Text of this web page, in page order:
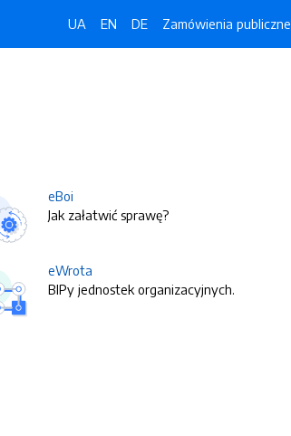
UA EN DE Zamówienia publiczne
eBoi
Jak załatwić sprawę?
eWrota
BIPy jednostek organizacyjnych.